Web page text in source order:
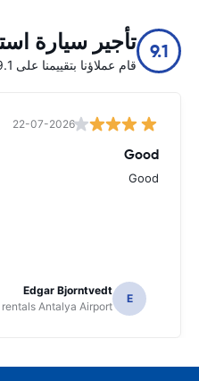
9.1 تأجير سيارة
قام عملاؤنا بتقييمنا على 9.1/ 10 من أصل 12842
22-07-2026
Good
Good
E
Edgar Bjorntvedt
Antalya Airport